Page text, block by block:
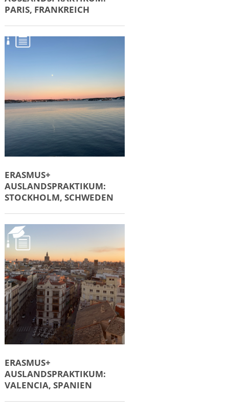
ERASMUS+
AUSLANDSPRAKTIKUM:
ÖSTERREICH
ERASMUS+
AUSLANDSPRAKTIKUM:
PARIS, FRANKREICH
ERASMUS+